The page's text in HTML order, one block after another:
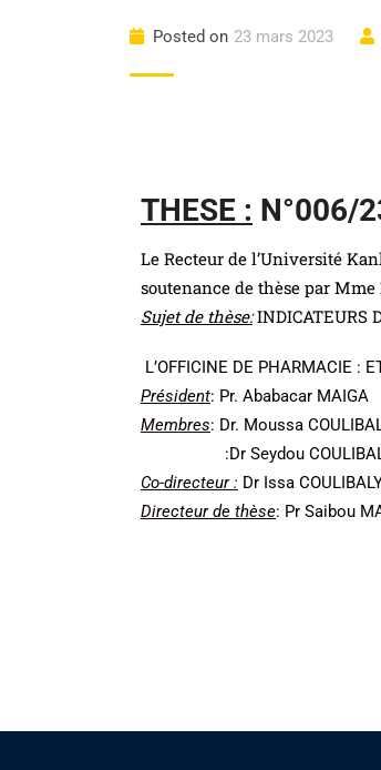
Posted on 23 mars 2023
THESE : N°006/
Le Recteur de l’Université
soutenance de thèse par Mme
Sujet de thèse:INDICATEURS
L’OFFICINE DE PHARMACIE :
Président: Pr. Ababacar MAIGA
Membres: Dr. Moussa
:Dr Seydou
Co-directeur : Dr Issa
Directeur de thèse: Pr Saibou